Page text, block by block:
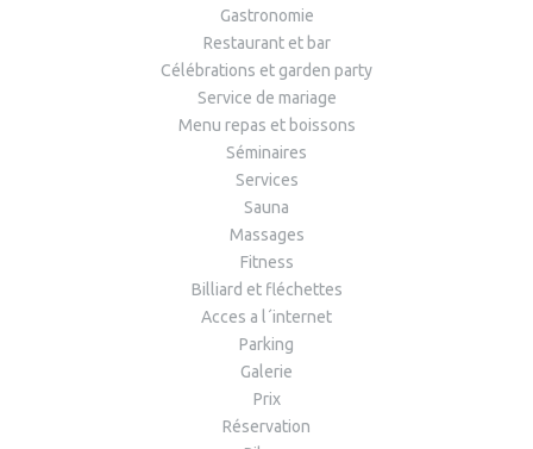
Gastronomie
Restaurant et bar
Célébrations et garden party
Service de mariage
Menu repas et boissons
Séminaires
Services
Sauna
Massages
Fitness
Billiard et fléchettes
Acces a l´internet
Parking
Galerie
Prix
Réservation